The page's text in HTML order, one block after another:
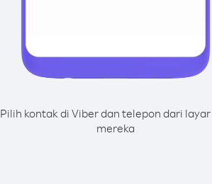
Pilih kontak di Viber dan telepon dari
mereka